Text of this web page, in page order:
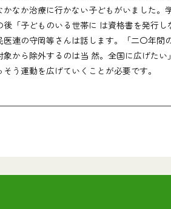
か治療に行かない子どもがいました。
「子どものいる世帯に は資格書を発行し
の守岡等さんは話します。「二〇年
から除外するのは当 然。全国に広げたい
う運動を広げていくことが必要です。